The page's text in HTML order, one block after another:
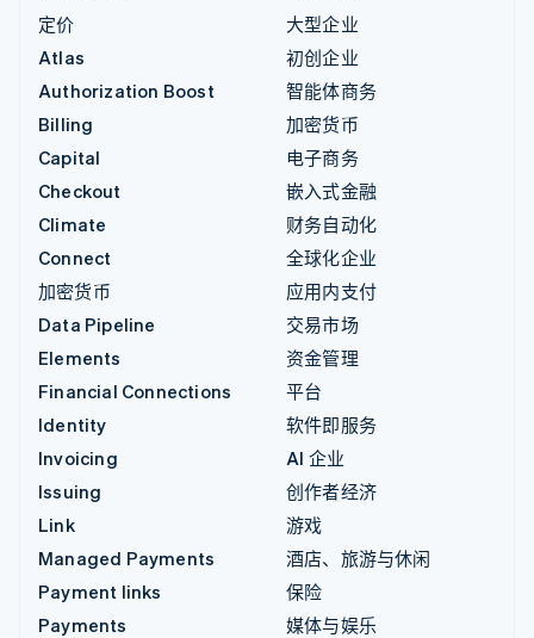
定价
Atlas
Authorization Boost
Billing
Capital
Checkout
Climate
Connect
加密货币
Data Pipeline
Elements
Financial Connections
Identity
Invoicing
Issuing
Link
Managed Payments
Payment links
Payments
大型企业
初创企业
智能体商务
加密货币
电子商务
嵌入式金融
财务自动化
全球化企业
应用内支付
交易市场
资金管理
平台
软件即服务
AI 企业
创作者经济
游戏
酒店、旅游与休闲
保险
媒体与娱乐